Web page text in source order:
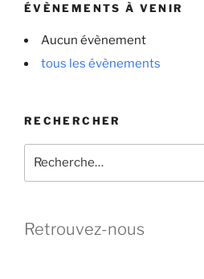
ÉVÈNEMENTS À VENIR
Aucun évènement
tous les évènements
RECHERCHER
pour
Retrouvez-nous